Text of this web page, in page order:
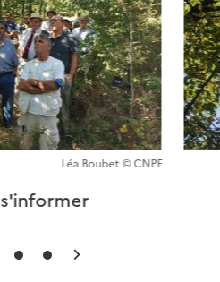
Léa Boubet © CNPF